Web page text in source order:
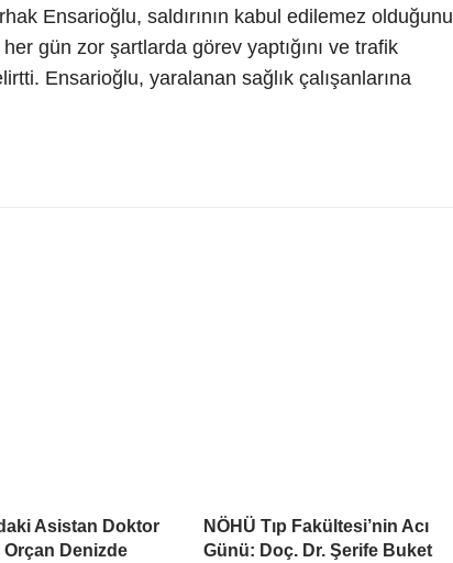
Ensarioğlu, saldırının kabul edilemez olduğunu
gün zor şartlarda görev yaptığını ve trafik
Ensarioğlu, yaralanan sağlık çalışanlarına
Asistan Doktor
Denizde
NÖHÜ Tıp Fakültesi’nin Acı
Günü: Doç. Dr. Şerife Buket